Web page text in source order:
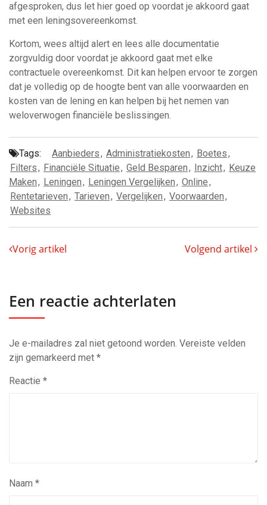
afgesproken, dus let hier goed op voordat je akkoord gaat
met een leningsovereenkomst.
Kortom, wees altijd alert en lees alle documentatie
zorgvuldig door voordat je akkoord gaat met elke
contractuele overeenkomst. Dit kan helpen ervoor te zorgen
dat je volledig op de hoogte bent van alle voorwaarden en
kosten van de lening en kan helpen bij het nemen van
weloverwogen financiële beslissingen.
Tags: Aanbieders, Administratiekosten, Boetes,
Filters, Financiële Situatie, Geld Besparen, Inzicht, Keuze
Maken, Leningen, Leningen Vergelijken, Online,
Rentetarieven, Tarieven, Vergelijken, Voorwaarden,
Websites
Vorig artikel Volgend artikel
Een reactie achterlaten
Je e-mailadres zal niet getoond worden. Vereiste velden
zijn gemarkeerd met *
Reactie *
Naam *